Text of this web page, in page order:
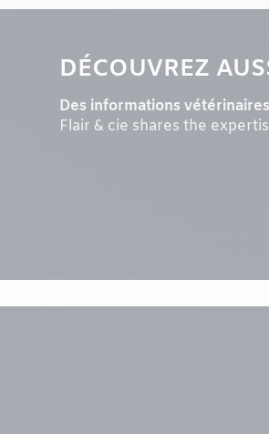
DÉCOUVREZ
Des informations
Flair & cie shares the